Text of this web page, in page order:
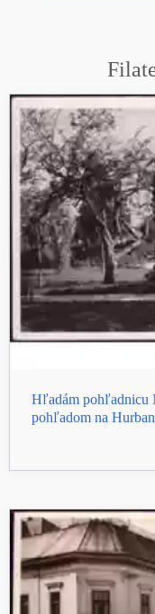
Hľadám pohľadnicu
pohľadom na